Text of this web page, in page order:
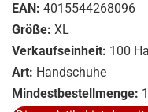
EAN: 4015544268096
Größe: XL
Verkaufseinheit: 100
Art: Handschuhe
Mindestbestellmenge: